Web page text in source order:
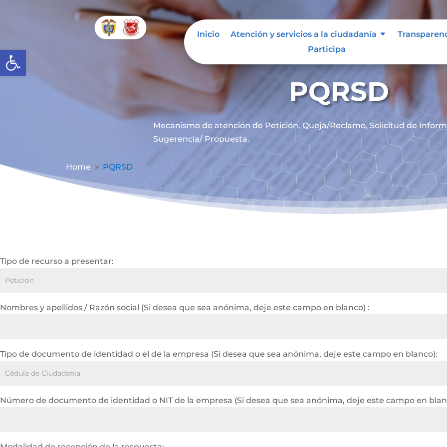
Abrir barra de herramientas
Inicio Atención y servicios a la ciudadanía
Participa
PQRSD
Mecanismo de atención de Petición, Queja/Reclamo, Solicitud de
Sugerencia/ Propuesta.
Home 9 PQRSD
Tipo de recurso a presentar:
Nombres y apellidos / Razón social (Si desea que sea anónima, deje este campo en blanco) :
Tipo de documento de identidad o el de la empresa (Si desea que sea anónima, deje este campo en blanco):
Número de documento de identidad o NIT de la empresa (Si desea que sea anónima, deje este campo en